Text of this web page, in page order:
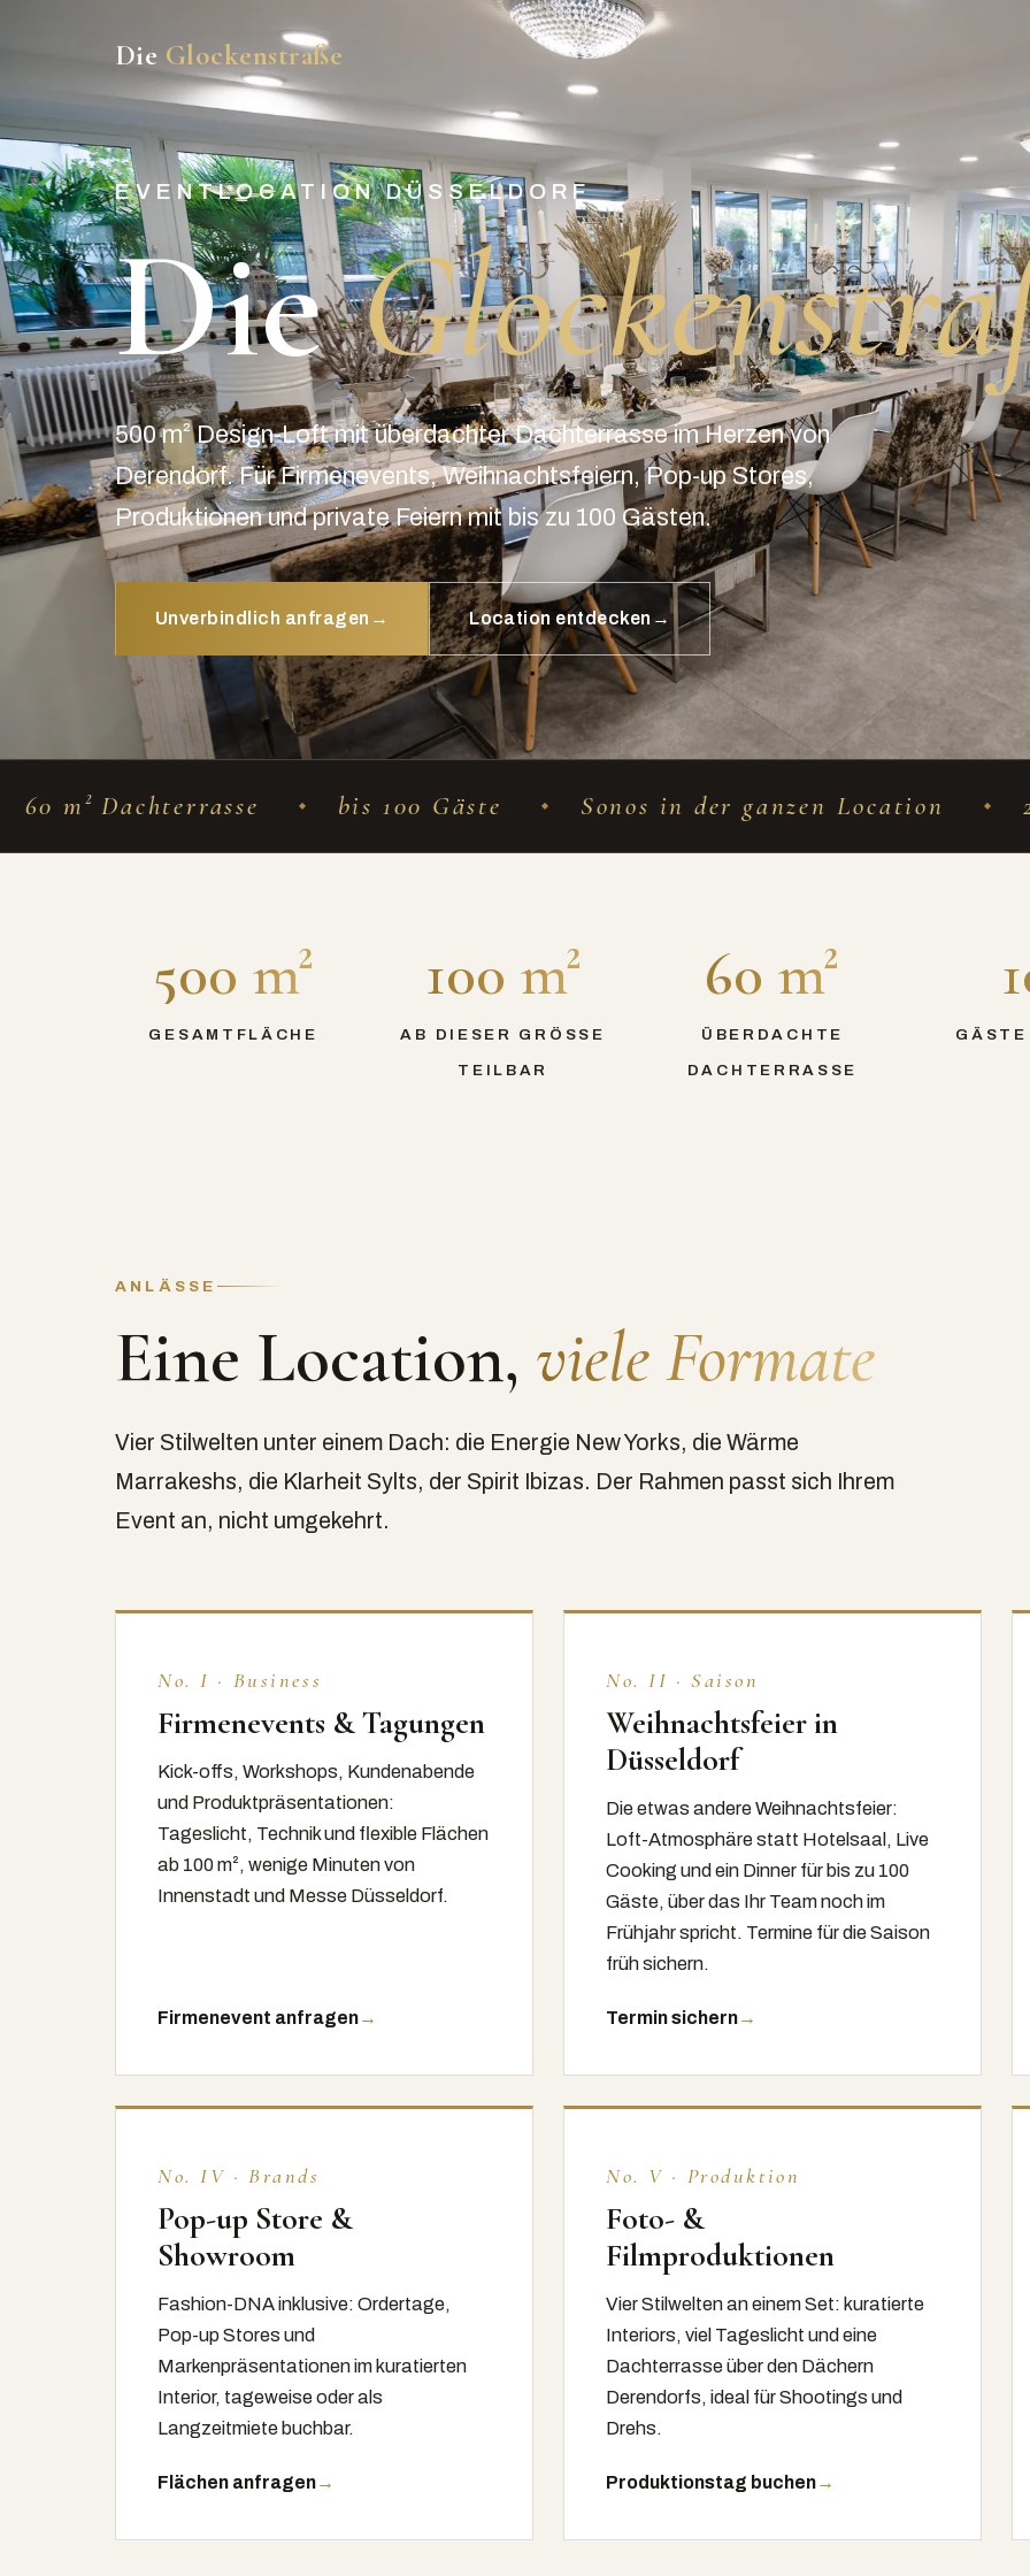
Die Glockenstraße
EVENTLOCATION DÜSSELDORF
Die
500 m² Design-Loft mit überdachter Dachterrasse im Herzen von
Derendorf. Für Firmenevents, Weihnachtsfeiern, Pop-up Stores,
Produktionen und private Feiern mit bis zu 100 Gästen.
Unverbindlich anfragen Location entdecken
bis 100 Gäste Sonos in der ganzen Location 2,5-m-Screen
500 m²
GESAMTFLÄCHE
100 m²
AB DIESER GRÖSSE T
EILBAR
60 m²
ÜBERDACHTE
DACHTERRASSE
ANLÄSSE
Eine Location, viele Formate
Vier Stilwelten unter einem Dach: die Energie New Yorks, die Wärme
Marrakeshs, die Klarheit Sylts, der Spirit Ibizas. Der Rahmen passt sich Ihrem
Event an, nicht umgekehrt.
No. I · Business
Firmenevents & Tagungen
Kick-offs, Workshops, Kundenabende
und Produktpräsentationen:
Tageslicht, Technik und flexible Flächen
ab 100 m², wenige Minuten von
Innenstadt und Messe Düsseldorf.
Firmenevent anfragen
No. II · Saison
Weihnachtsfeier in
Düsseldorf
Die etwas andere Weihnachtsfeier:
Loft-Atmosphäre statt Hotelsaal, Live
Cooking und ein Dinner für bis zu 100
Gäste, über das Ihr Team noch im
Frühjahr spricht. Termine für die Saison
früh sichern.
Termin sichern
No. IV · Brands
Pop-up Store &
Showroom
Fashion-DNA inklusive: Ordertage,
Pop-up Stores und
Markenpräsentationen im kuratierten
Interior, tageweise oder als
Langzeitmiete buchbar.
Flächen anfragen
No. V · Produktion
Foto- &
Filmproduktionen
Vier Stilwelten an einem Set: kuratierte
Interiors, viel Tageslicht und eine
Dachterrasse über den Dächern
Derendorfs, ideal für Shootings und
Drehs.
Produktionstag buchen